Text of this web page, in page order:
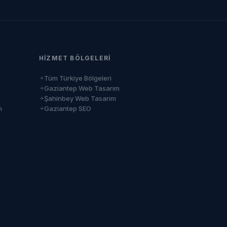
HIZMET BÖLGELERI
Tüm Türkiye Bölgeleri
Gaziantep Web Tasarım
Şahinbey Web Tasarım
Gaziantep SEO